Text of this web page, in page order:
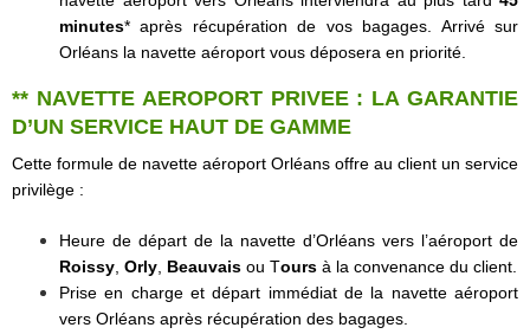
minutes* après récupération de vos bagages. Arrivé sur
Orléans la navette aéroport vous déposera en priorité.
** NAVETTE AEROPORT PRIVEE : LA GARANTIE
D’UN SERVICE HAUT DE GAMME
Cette formule de navette aéroport Orléans offre au client un service
privilège :
Heure de départ de la navette d’Orléans vers l’aéroport de
Roissy Orly Beauvais ou Tours à la convenance du client.
Prise en charge et départ immédiat de la navette aéroport
vers Orléans après récupération des bagages.